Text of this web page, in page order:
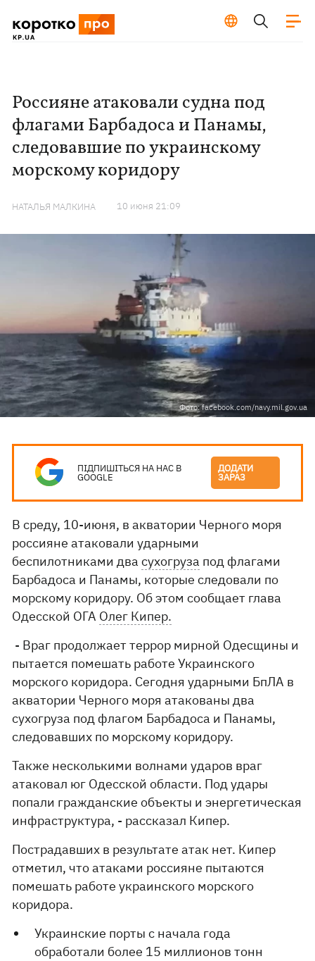
Россияне атаковали судна под
флагами Барбадоса и Панамы,
следовавшие по украинскому
морскому коридору
НАТАЛЬЯ МАЛКИНА 10 июня 21:09
Фото: facebook.com/navy.mil.gov.ua
ПІДПИШІТЬСЯ НА НАС В
GOOGLE
ДОДАТИ
ЗАРАЗ
В среду, 10-июня, в акватории Черного моря
россияне атаковали ударными
беспилотниками двасухогруза под флагами
Барбадоса и Панамы, которые следовали по
морскому коридору. Об этом сообщает глава
Одесской ОГА Олег Кипер.
- Враг продолжает террор мирной Одесщины и
пытается помешать работе Украинского
морского коридора. Сегодня ударными БпЛА в
акватории Черного моря атакованы два
сухогруза под флагом Барбадоса и Панамы,
следовавших по морскому коридору.
Также несколькими волнами ударов враг
атаковал юг Одесской области. Под удары
попали гражданские объекты и энергетическая
инфраструктура, - рассказал Кипер.
Пострадавших в результате атак нет. Кипер
отметил, что атаками россияне пытаются
помешать работе украинского морского
коридора.
Украинские порты с начала года
обработали более 15 миллионов тонн